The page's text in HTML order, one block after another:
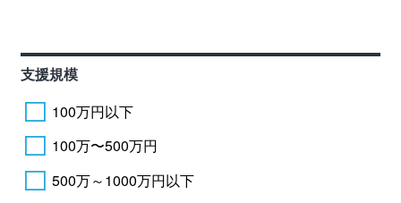
支援規模
100万円以下
100万〜500万円
500万～1000万円以下